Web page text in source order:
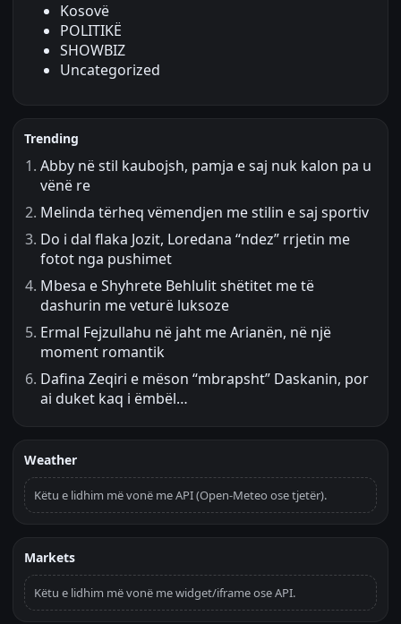
Kosovë
POLITIKË
SHOWBIZ
Uncategorized
Trending
Abby në stil kaubojsh, pamja e saj nuk kalon pa u
vënë re
Melinda tërheq vëmendjen me stilin e saj sportiv
Do i dal flaka Jozit, Loredana “ndez” rrjetin me
fotot nga pushimet
Mbesa e Shyhrete Behlulit shëtitet me të
dashurin me veturë luksoze
Ermal Fejzullahu në jaht me Arianën, në një
moment romantik
Dafina Zeqiri e mëson “mbrapsht” Daskanin, por
ai duket kaq i ëmbël…
Weather
Këtu e lidhim më vonë me API (Open-Meteo ose tjetër).
Markets
Këtu e lidhim më vonë me widget/iframe ose API.